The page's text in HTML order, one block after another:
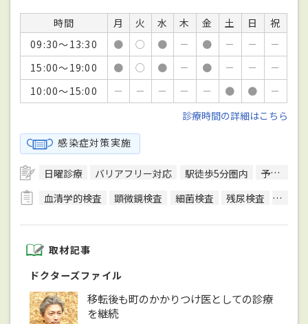
時間 月 火 水 木 金 土 日
祝
09:30～13:30
● ○ ● － ● － －
－
15:00～19:00
● ○ ● － ● － －
－
10:00～15:00
－ － － － － ● ●
－
診療時間の詳細はこちら
感染症対策実施
日曜診療 バリアフリー対応 駅徒歩5分圏内 予約可
血清学的検査
顕微鏡検査 細菌検査 残尿検査 心電
取材記事
ドクターズファイル
移転後も町のかかりつけ医としての診療
を継続